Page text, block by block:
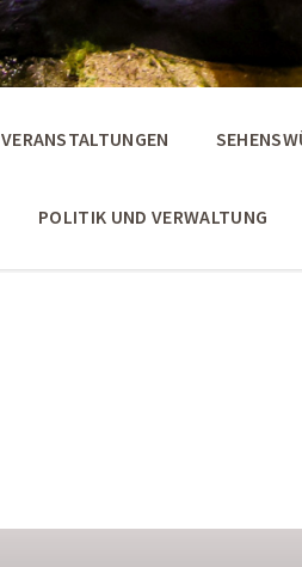
VERANSTALTUNGEN
POLITIK UND VERWALTUNG